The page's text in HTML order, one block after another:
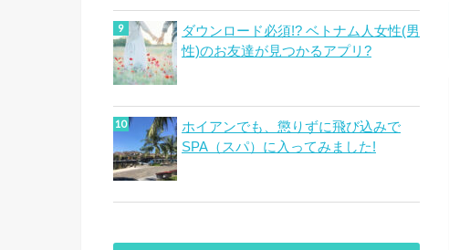
ダウンロード必須!? ベトナム人女性(男
性)のお友達が見つかるアプリ?
ホイアンでも、懲りずに飛び込みで
SPA（スパ）に入ってみました!